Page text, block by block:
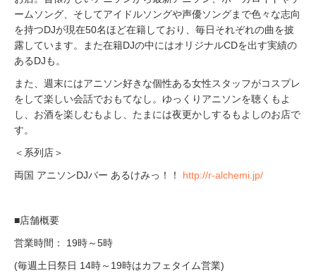
ームソング、そしてアイドルソングや声優ソングまで色々な志向
を持つDJが現在50名ほど在籍しており、毎日それぞれの曲を披
露しています。また在籍DJの中にはオリジナルCDを出す実績の
あるDJも。
また、週末にはアニソン好きな個性ある女性スタッフがコスプレ
をして楽しい会話でおもてなし。ゆっくりアニソンを聴くもよ
し、お酒を楽しむもよし、たまには夜更かしするもよしのお店で
す。
＜系列店＞
両国 アニソンDJバー あるけみっ！！ http://r-alchemi.jp/
■店舗概要
営業時間： 19時～5時
(毎週土日祭日 14時～19時はカフェタイム営業)